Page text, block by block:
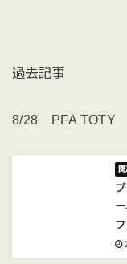
過去記事
8/28 PFA TOTY